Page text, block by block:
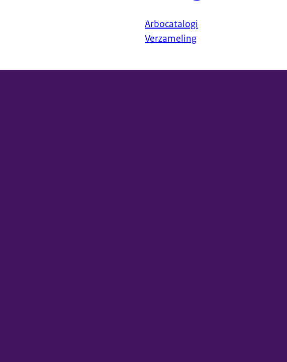
Arbocatalogi
Verzameling